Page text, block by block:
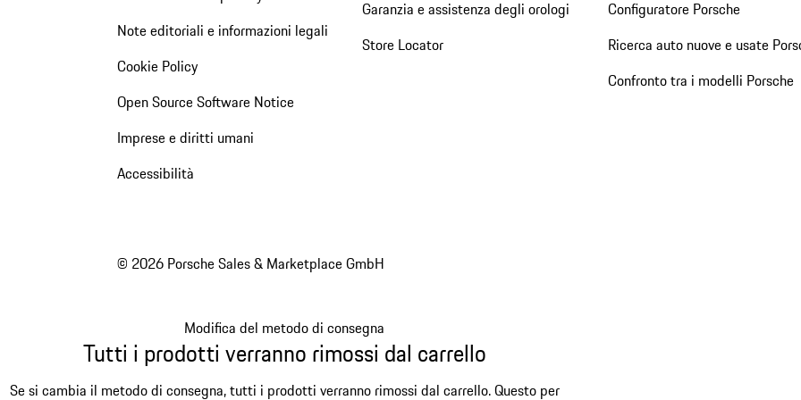
Note editoriali e informazioni legali
Cookie Policy
Open Source Software Notice
Imprese e diritti umani
Accessibilità
Garanzia e assistenza degli orologi
Store Locator
Configuratore Porsche
Ricerca auto nuove e usate
Confronto tra i modelli Porsche
© 2026 Porsche Sales & Marketplace GmbH
Modifica del metodo di consegna
Tutti i prodotti verranno rimossi dal carrello
Se si cambia il metodo di consegna, tutti i prodotti verranno rimossi dal carrello. Questo per